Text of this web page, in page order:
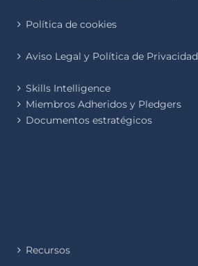
Política de cookies
Aviso Legal y Política de Privacidad
Skills Intelligence
Miembros Adheridos y Pledgers
Documentos estratégicos
Recursos